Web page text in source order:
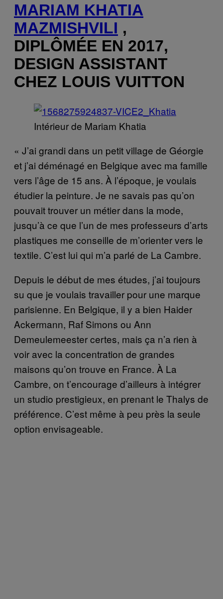
MARIAM KHATIA
MAZMISHVILI ,
DIPLÔMÉE EN 2017,
DESIGN ASSISTANT
CHEZ LOUIS VUITTON
Intérieur de Mariam Khatia
« J’ai grandi dans un petit village de Géorgie
et j’ai déménagé en Belgique avec ma famille
vers l’âge de 15 ans. À l’époque, je voulais
étudier la peinture. Je ne savais pas qu’on
pouvait trouver un métier dans la mode,
jusqu’à ce que l’un de mes professeurs d’arts
plastiques me conseille de m’orienter vers le
textile. C’est lui qui m’a parlé de La Cambre.
Depuis le début de mes études, j’ai toujours
su que je voulais travailler pour une marque
parisienne. En Belgique, il y a bien Haider
Ackermann, Raf Simons ou Ann
Demeulemeester certes, mais ça n’a rien à
voir avec la concentration de grandes
maisons qu’on trouve en France. À La
Cambre, on t’encourage d’ailleurs à intégrer
un studio prestigieux, en prenant le Thalys de
préférence. C’est même à peu près la seule
option envisageable.